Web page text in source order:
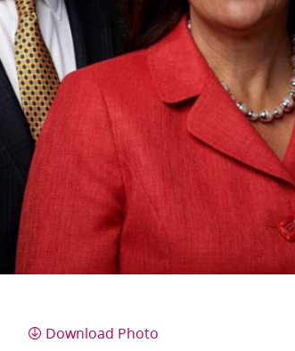
Download Photo